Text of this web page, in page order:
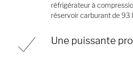
réfrigérateur à
réservoir carburant de 93
Une puissante